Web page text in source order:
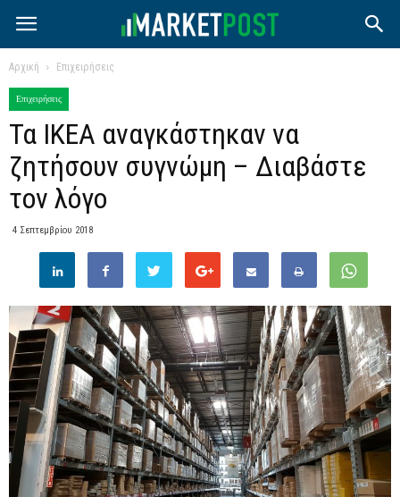
Αρχική Επιχειρήσεις
Επιχειρήσεις
Τα ΙΚΕΑ αναγκάστηκαν να
ζητήσουν συγνώμη – Διαβάστε
τον λόγο
4 Σεπτεμβρίου 2018